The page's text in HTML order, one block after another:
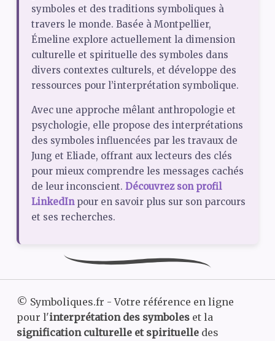
symboles et des traditions symboliques à
travers le monde. Basée à Montpellier,
Émeline explore actuellement la dimension
culturelle et spirituelle des symboles dans
divers contextes culturels, et développe des
ressources pour l’interprétation symbolique.
Avec une approche mêlant anthropologie et
psychologie, elle propose des interprétations
des symboles influencées par les travaux de
Jung et Eliade, offrant aux lecteurs des clés
pour mieux comprendre les messages cachés
de leur inconscient. Découvrez son profil
LinkedInpour en savoir plus sur son parcours
et ses recherches.
© Symboliques.fr - Votre référence en ligne
pour l'interprétation des symboleset la
signification culturelle et spirituelledes